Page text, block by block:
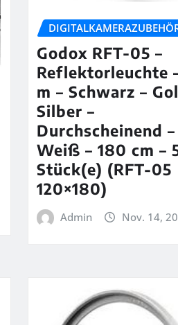
Godox RFT-05 –
Reflektorleuchte
m – Schwarz –
Silber –
Durchscheinend –
Weiß – 180 cm –
Stück(e) (RFT-05
120×180)
Admin Nov. 14,